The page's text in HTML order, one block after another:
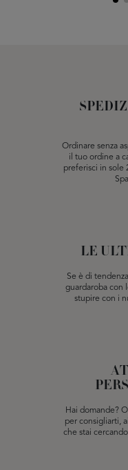
Ordinare senza
il tuo ordine a
preferisci in sole
LE
Se è di
guardaroba con
stupire con i
Hai domande?
per consigliarti,
che stai